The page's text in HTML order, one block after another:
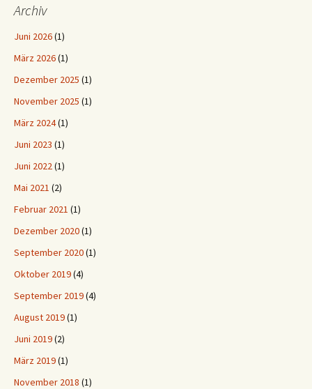
Archiv
Juni 2026(1)
März 2026(1)
Dezember 2025 (1)
November 2025 (1)
März 2024(1)
Juni 2023 (1)
Juni 2022(1)
Mai 2021 (2)
Februar 2021 (1)
Dezember 2020(1)
September 2020(1)
Oktober 2019(4)
September 2019(4)
August 2019(1)
Juni 2019(2)
März 2019(1)
November 2018 (1)